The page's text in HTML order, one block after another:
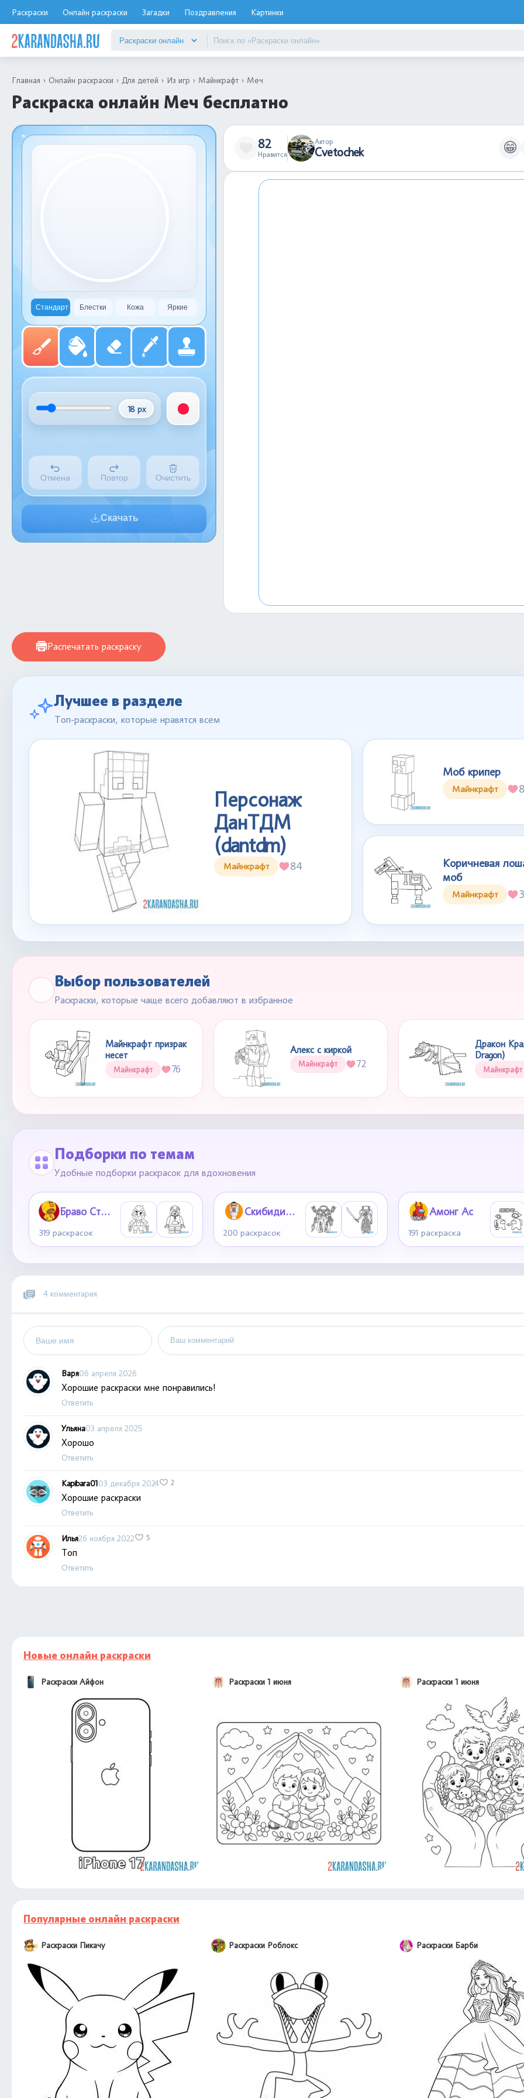
Раскраски Онлайн раскраски Загадки Поздравления Картинки
Главная Онлайн раскраски Для детей Из игр Майнкрафт Меч
Раскраска онлайн Меч бесплатно
Стандарт Блестки Кожа Яркие
18 px
Отмена Повтор Очистить
Скачать
82
Нравится
Автор
Cvetochek 😁
Распечатать раскраску
Лучшее в разделе
Топ-раскраски, которые нравятся всем
Персонаж
ДанТДМ
(dantdm)
Майнкрафт 84
Моб крипер
Майнкрафт
Коричневая
моб
Майнкрафт
Выбор пользователей
Раскраски, которые чаще всего добавляют в избранное
Майнкрафт призрак
несет
Майнкрафт 76
Алекс с киркой
Майнкрафт 72
Дракон
Dragon)
Майнкрафт
Подборки по темам
Удобные подборки раскрасок для вдохновения
Браво Старс
319 раскрасок
Скибиди туалет
200 раскрасок
Амонг Ас
191 раскраска
4 комментария
Варя06 апреля 2026
Хорошие раскраски мне понравились!
Ответить
Ульяна03 апреля 2025
Хорошо
Ответить
Kapibara0103 декабря 2024 2
Хорошие раскраски
Ответить
Илья26 ноября 2022 5
Топ
Ответить
Новые онлайн раскраски
Раскраски Айфон Раскраски 1 июня Раскраски 1 июня
Популярные онлайн раскраски
Раскраски Пикачу Раскраски Роблокс Раскраски Барби